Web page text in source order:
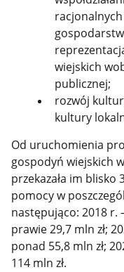
wiejskich
publicznej;
rozwój
kultury
Od uruchomienia
gospodyń wiejskich
przekazała im blisko
pomocy w
następująco: 2018 r.
prawie 29,7 mln zł;
ponad 55,8 mln zł;
114 mln zł.